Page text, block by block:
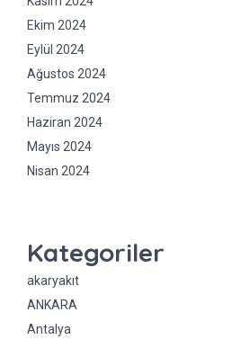
Ekim 2024
Eylül 2024
Ağustos 2024
Temmuz 2024
Haziran 2024
Mayıs 2024
Nisan 2024
Kategoriler
akaryakıt
ANKARA
Antalya